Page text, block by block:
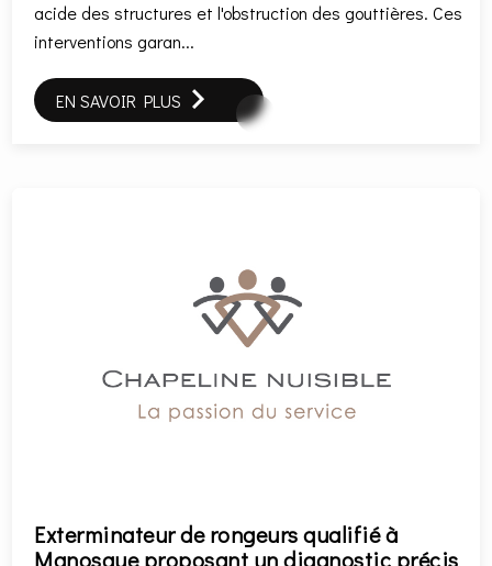
acide des structures et l'obstruction des gouttières. Ces
interventions garan...
EN SAVOIR PLUS
Exterminateur de rongeurs qualifié à
Manosque proposant un diagnostic précis